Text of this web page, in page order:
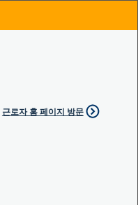
근로자 홈 페이지 방문